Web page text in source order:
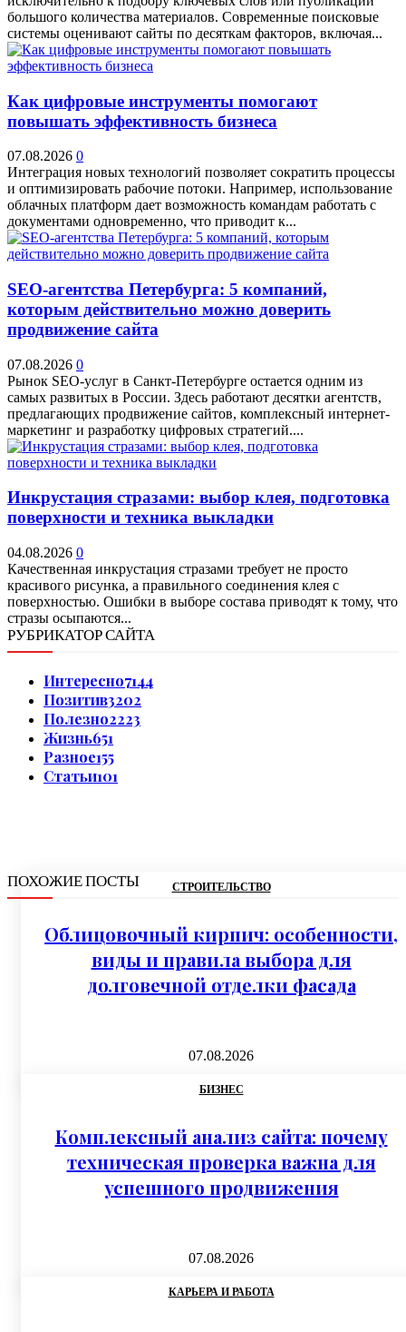
большого количества материалов. Современные поисковые
системы оценивают сайты по десяткам факторов, включая...
Как цифровые инструменты помогают
повышать эффективность бизнеса
07.08.2026 0
Интеграция новых технологий позволяет сократить процессы
и оптимизировать рабочие потоки. Например, использование
облачных платформ дает возможность командам работать с
документами одновременно, что приводит к...
SEO-агентства Петербурга: 5 компаний,
которым действительно можно доверить
продвижение сайта
07.08.2026 0
Рынок SEO-услуг в Санкт-Петербурге остается одним из
самых развитых в России. Здесь работают десятки агентств,
предлагающих продвижение сайтов, комплексный интернет-
маркетинг и разработку цифровых стратегий....
Инкрустация стразами: выбор клея, подготовка
поверхности и техника выкладки
04.08.2026 0
Качественная инкрустация стразами требует не просто
красивого рисунка, а правильного соединения клея с
поверхностью. Ошибки в выборе состава приводят к тому, что
стразы осыпаются...
РУБРИКАТОР САЙТА
Интересно7144
Позитив3202
Полезно2223
Жизнь651
Разное155
Статьи101
ПОХОЖИЕ ПОСТЫ СТРОИТЕЛЬСТВО
Облицовочный кирпич: особенности,
виды и правила выбора для
долговечной отделки фасада
07.08.2026
БИЗНЕС
Комплексный анализ сайта: почему
техническая проверка важна для
успешного продвижения
07.08.2026
КАРЬЕРА И РАБОТА